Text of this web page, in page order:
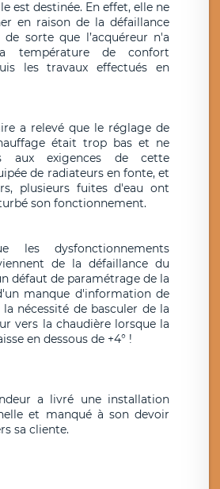
est destinée. En effet, elle ne
en raison de la défaillance
sorte que l’acquéreur n'a
température de confort
les travaux effectués en
a relevé que le réglage de
était trop bas et ne
aux exigences de cette
de radiateurs en fonte, et
plusieurs fuites d'eau ont
son fonctionnement.
les dysfonctionnements
de la défaillance du
défaut de paramétrage de la
manque d'information de
nécessité de basculer de la
vers la chaudière lorsque la
en dessous de +4° !
a livré une installation
et manqué à son devoir
sa cliente.